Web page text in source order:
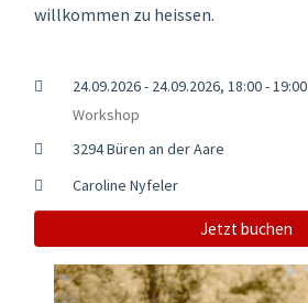
willkommen zu heissen.
24.09.2026 - 24.09.2026, 18:00 - 19:00
Workshop
3294 Büren an der Aare
Caroline Nyfeler
Jetzt buchen